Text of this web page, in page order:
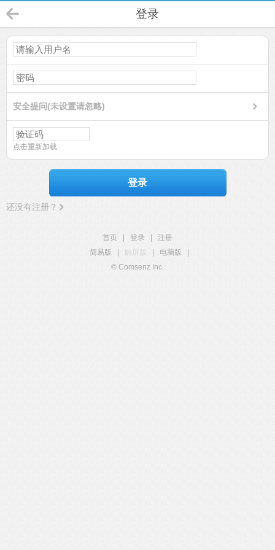
登录
安全提问(未设置请忽略)
点击重新加载
登录
还没有注册？
首页 登录
注册
简易版
触屏版 电脑版
© Comsenz Inc.